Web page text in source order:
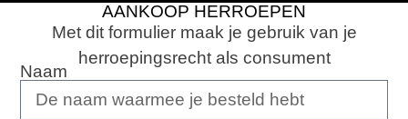
AANKOOP HERROEPEN
Met dit formulier maak je gebruik van je
herroepingsrecht als consument
Naam